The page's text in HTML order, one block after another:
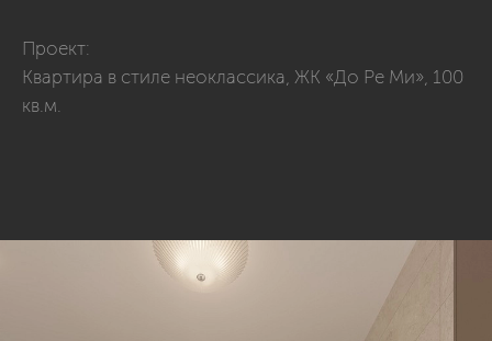
Проект:
Квартира в стиле неоклассика, ЖК «До Ре Ми», 100
кв.м.